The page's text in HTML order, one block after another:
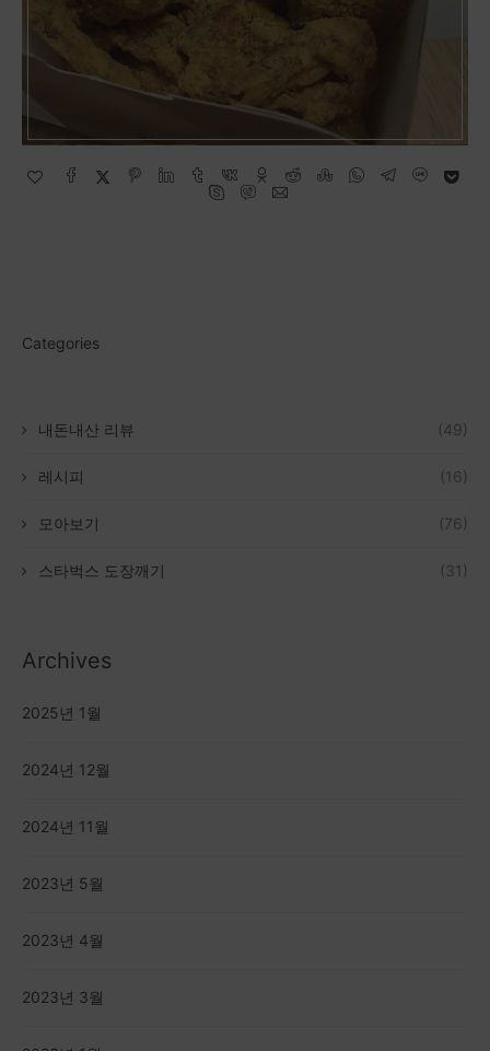
Categories
내돈내산 리뷰 (49)
레시피 (16)
모아보기 (76)
스타벅스 도장깨기 (31)
Archives
2025년 1월
2024년 12월
2024년 11월
2023년 5월
2023년 4월
2023년 3월